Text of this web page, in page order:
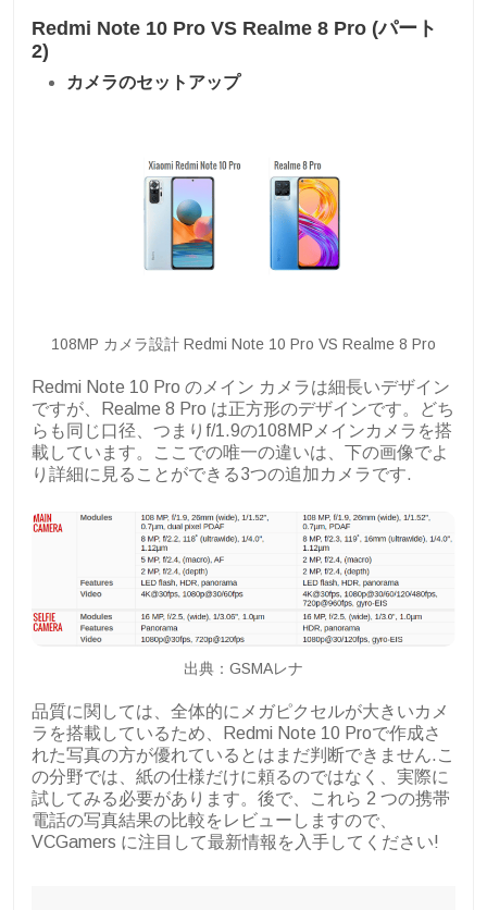
Redmi Note 10 Pro VS Realme 8 Pro (パート
2)
カメラのセットアップ
108MP カメラ設計 Redmi Note 10 Pro VS Realme 8 Pro
Redmi Note 10 Pro のメイン カメラは細長いデザイン
ですが、Realme 8 Pro は正方形のデザインです。どち
らも同じ口径、つまりf/1.9の108MPメインカメラを搭
載しています。ここでの唯一の違いは、下の画像でよ
り詳細に見ることができる3つの追加カメラです.
出典：GSMAレナ
品質に関しては、全体的にメガピクセルが大きいカメ
ラを搭載しているため、Redmi Note 10 Proで作成さ
れた写真の方が優れているとはまだ判断できません.こ
の分野では、紙の仕様だけに頼るのではなく、実際に
試してみる必要があります。後で、これら 2 つの携帯
電話の写真結果の比較をレビューしますので、
VCGamers に注目して最新情報を入手してください!